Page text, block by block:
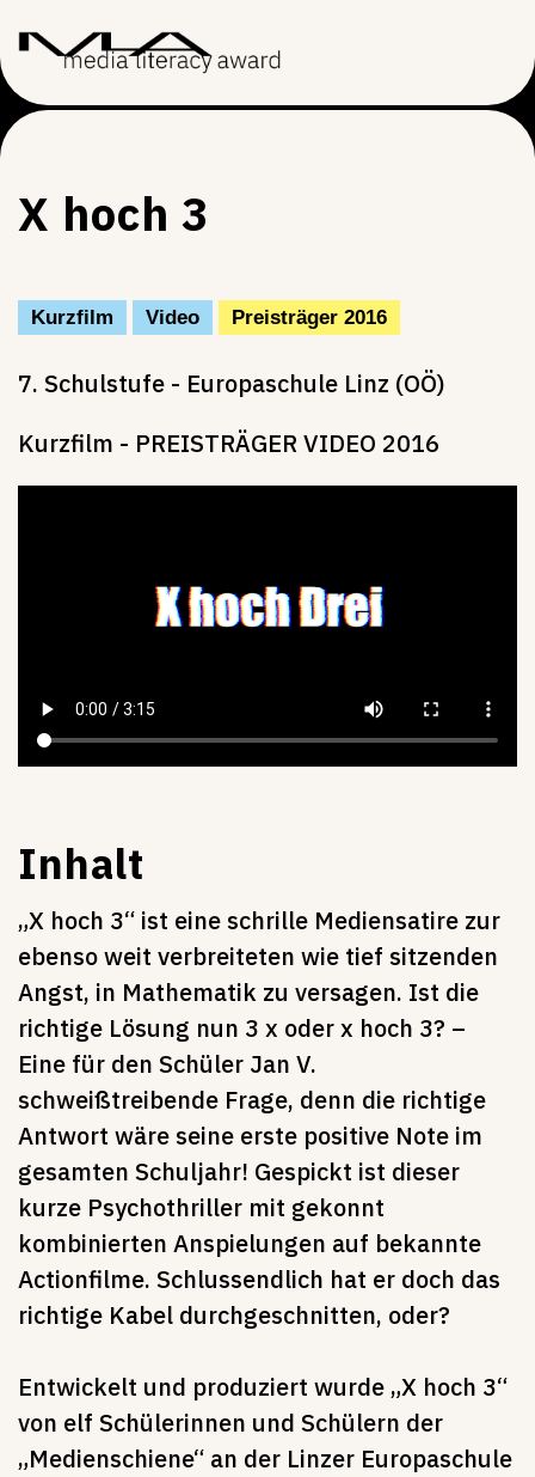
X hoch 3
Kurzfilm Video Preisträger 2016
7. Schulstufe - Europaschule Linz (OÖ)
Kurzfilm - PREISTRÄGER VIDEO 2016
Inhalt
„X hoch 3“ ist eine schrille Mediensatire zur
ebenso weit verbreiteten wie tief sitzenden
Angst, in Mathematik zu versagen. Ist die
richtige Lösung nun 3 x oder x hoch 3? –
Eine für den Schüler Jan V.
schweißtreibende Frage, denn die richtige
Antwort wäre seine erste positive Note im
gesamten Schuljahr! Gespickt ist dieser
kurze Psychothriller mit gekonnt
kombinierten Anspielungen auf bekannte
Actionfilme. Schlussendlich hat er doch das
richtige Kabel durchgeschnitten, oder?
Entwickelt und produziert wurde „X hoch 3“
von elf Schülerinnen und Schülern der
„Medienschiene“ an der Linzer Europaschule